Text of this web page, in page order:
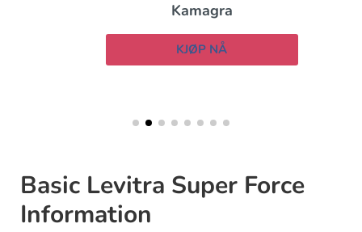
Kamagra
KJØP NÅ
Basic Levitra Super Force
Information